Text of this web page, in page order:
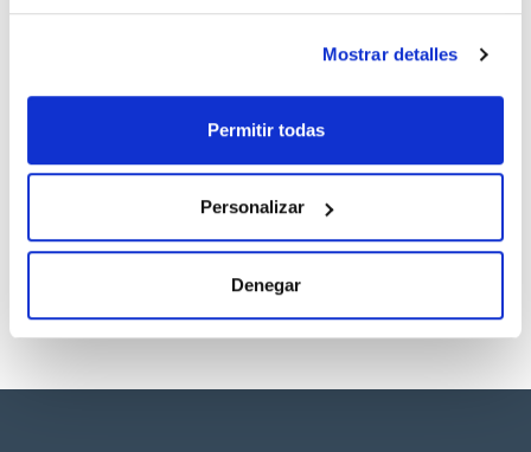
Mostrar detalles
Permitir todas
Personalizar
Denegar
Conc.
x10ml
Disponibilidad